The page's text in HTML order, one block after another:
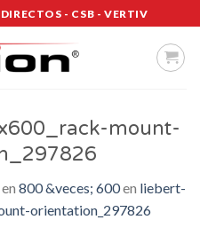
- CSB - VERTIV
mount-
en 800 &veces; 600en liebert-
orientation_297826